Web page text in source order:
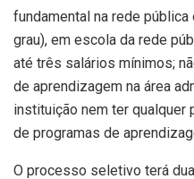
fundamental na rede
grau), em escola da rede
até três salários mínimos;
de aprendizagem na área
instituição nem ter qualquer
de programas de
O processo seletivo terá